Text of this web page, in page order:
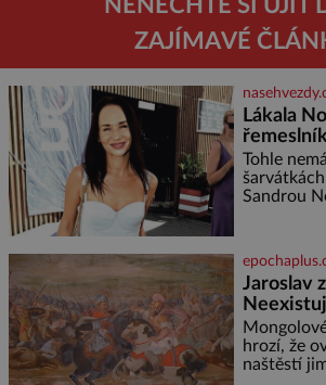
NENECHTE SI UJÍT
ZAJÍMAVÉ
Lákala
tělo!
Tohle
Sandrou
by doufal,
herečky ze
režiséra
Jaroslav
z
hrozí, že
naštěstí